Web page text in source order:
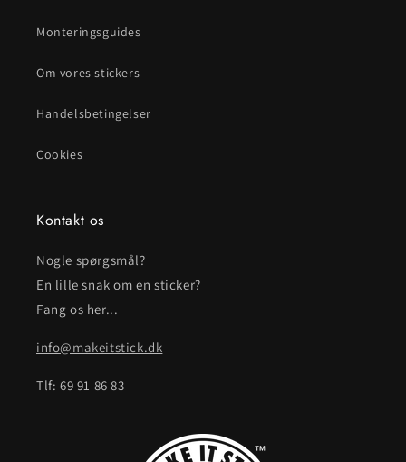
Monteringsguides
Om vores stickers
Handelsbetingelser
Cookies
Kontakt os
Nogle spørgsmål?
En lille snak om en sticker?
Fang os her...
info@makeitstick.dk
Tlf: 69 91 86 83